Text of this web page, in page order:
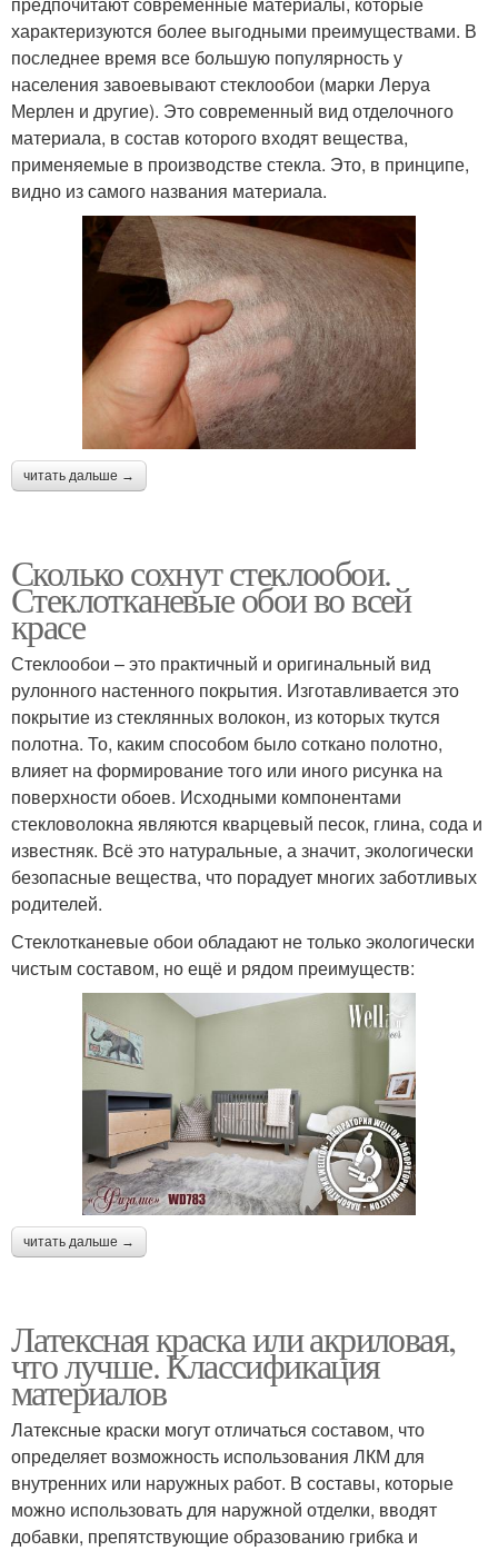
характеризуются более выгодными преимуществами. В
последнее время все большую популярность у
населения завоевывают стеклообои (марки Леруа
Мерлен и другие). Это современный вид отделочного
материала, в состав которого входят вещества,
применяемые в производстве стекла. Это, в принципе,
видно из самого названия материала.
читать дальше →
Сколько сохнут стеклообои.
Стеклотканевые обои во всей
красе
Стеклообои – это практичный и оригинальный вид
рулонного настенного покрытия. Изготавливается это
покрытие из стеклянных волокон, из которых ткутся
полотна. То, каким способом было соткано полотно,
влияет на формирование того или иного рисунка на
поверхности обоев. Исходными компонентами
стекловолокна являются кварцевый песок, глина, сода и
известняк. Всё это натуральные, а значит, экологически
безопасные вещества, что порадует многих заботливых
родителей.
Стеклотканевые обои обладают не только экологически
чистым составом, но ещё и рядом преимуществ:
читать дальше →
Латексная краска или акриловая,
что лучше. Классификация
материалов
Латексные краски могут отличаться составом, что
определяет возможность использования ЛКМ для
внутренних или наружных работ. В составы, которые
можно использовать для наружной отделки, вводят
добавки, препятствующие образованию грибка и